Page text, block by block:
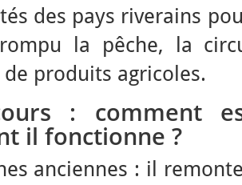
des pays riverains
la pêche, la
de produits agricoles.
: comment
il fonctionne ?
anciennes : il